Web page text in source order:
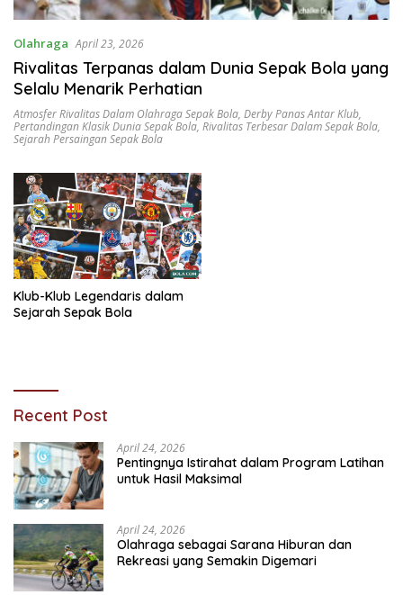
Olahraga April 23, 2026
Rivalitas Terpanas dalam Dunia Sepak Bola yang
Selalu Menarik Perhatian
Atmosfer Rivalitas Dalam Olahraga Sepak Bola, Derby Panas Antar Klub,
Pertandingan Klasik Dunia Sepak Bola, Rivalitas Terbesar Dalam Sepak Bola,
Sejarah Persaingan Sepak Bola
Klub-Klub Legendaris dalam
Sejarah Sepak Bola
Recent Post
April 24, 2026
Pentingnya Istirahat dalam Program Latihan
untuk Hasil Maksimal
April 24, 2026
Olahraga sebagai Sarana Hiburan dan
Rekreasi yang Semakin Digemari